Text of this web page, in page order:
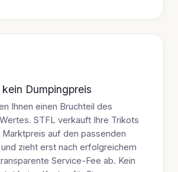
Dumpingpreis
Ihnen einen Bruchteil des
STFL verkauft Ihre Trikots
Marktpreis auf den passenden
zieht erst nach erfolgreichem
Service-Fee ab. Kein